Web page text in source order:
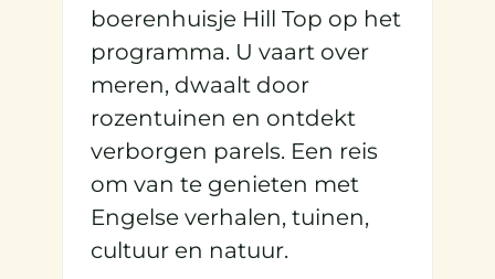
boerenhuisje Hill Top op het
programma. U vaart over
meren, dwaalt door
rozentuinen en ontdekt
verborgen parels. Een reis
om van te genieten met
Engelse verhalen, tuinen,
cultuur en natuur.